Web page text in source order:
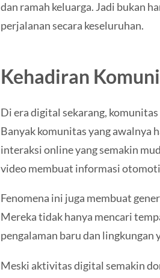
dan ramah keluarga. Jadi bukan
perjalanan secara keseluruhan.
Kehadiran
Di era digital sekarang,
Banyak komunitas yang awalnya
interaksi online yang semakin
video membuat informasi
Fenomena ini juga membuat
Mereka tidak hanya mencari
pengalaman baru dan lingkungan
Meski aktivitas digital semakin